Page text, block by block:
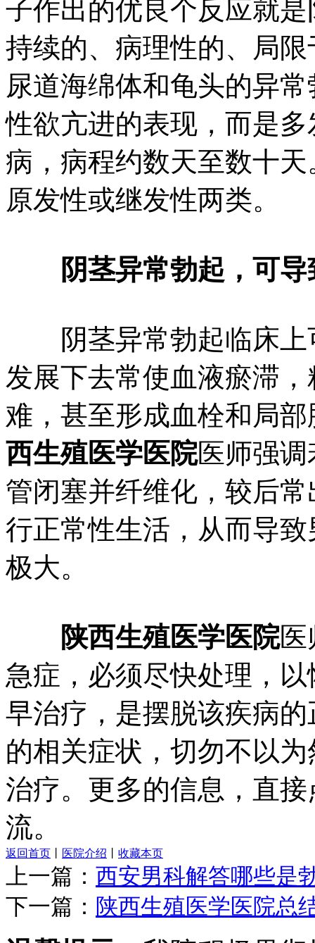
子作出的优良个反应就
持续的、病理性的、局
尿道海绵体和龟头的异
性欲亢进的表现，而是
病，病程约数天至数十
原发性或继发性两类。
阴茎异常勃起，可导
阴茎异常勃起临床上
发展下去常使血液瘀滞
难，甚至形成血栓和局
西生殖医学医院医师强
管闭塞并纤维化，较后
行正常性生活，从而导
极大。
陕西生殖医学医院医
急症，必须尽快处理，
早治疗，是摆脱该疾病
的相关症状，切勿不以
治疗。更多的信息，直
流。
返回首页 医院介绍 收藏本页
上一篇： 西安男科解答哪些是
下一篇： 陕西生殖医学医院总